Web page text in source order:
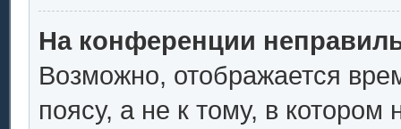
На конференции
Возможно, отображается
поясу, а не к тому, в